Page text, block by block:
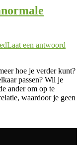
Laat een antwoord
hoe je verder kunt?
passen? Wil je
ander om op te
waardoor je geen